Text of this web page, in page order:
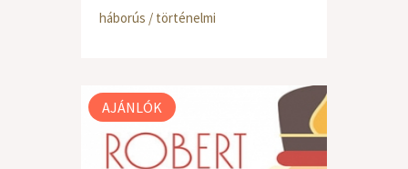
háborús / történelmi
AJÁNLÓK